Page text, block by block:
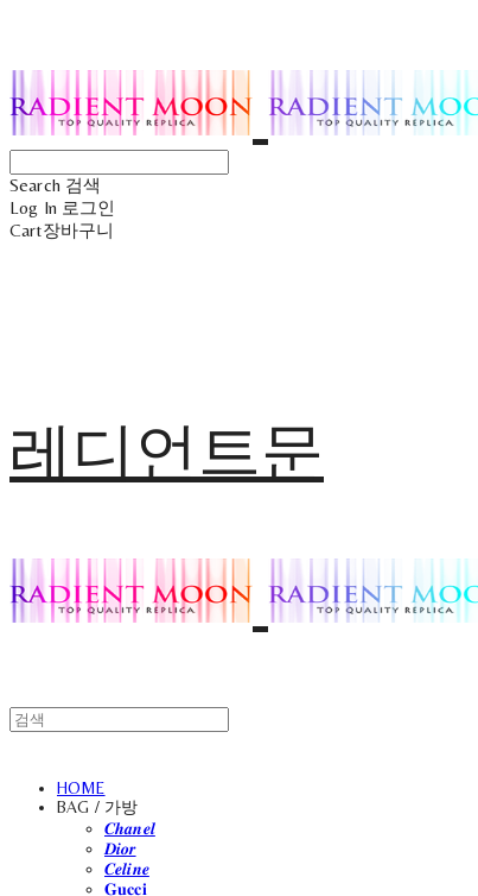
Search 검색
Log In 로그인
Cart장바구니
레디언트문
HOME
BAG / 가방
𝑪𝒉𝒂𝒏𝒆𝒍
𝑫𝒊𝒐𝒓
𝑪𝒆𝒍𝒊𝒏𝒆
𝐆𝐮𝐜𝐜𝐢